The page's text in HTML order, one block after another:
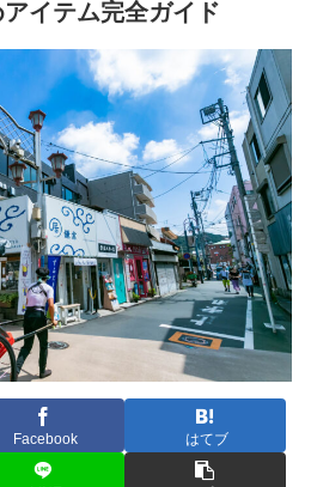
イテム完全ガイド
Facebook はてブ